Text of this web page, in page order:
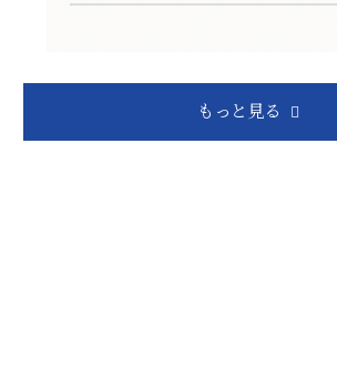
もっと見る